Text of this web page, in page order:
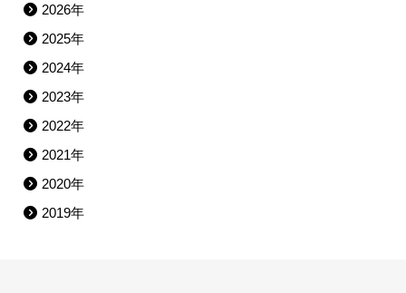
2026年
2025年
2024年
2023年
2022年
2021年
2020年
2019年